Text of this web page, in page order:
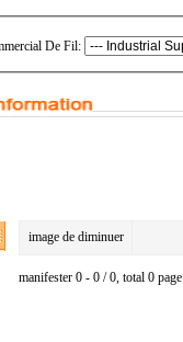
De Fil:
image de diminuer
manifester 0 - 0 / 0, total 0 page